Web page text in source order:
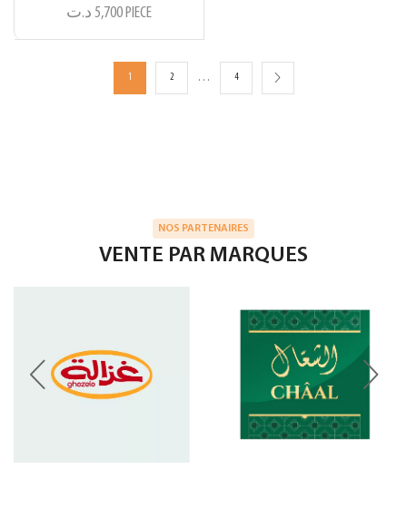
5,700 د.ت PIECE
1 2 … 4
NOS PARTENAIRES
VENTE PAR MARQUES